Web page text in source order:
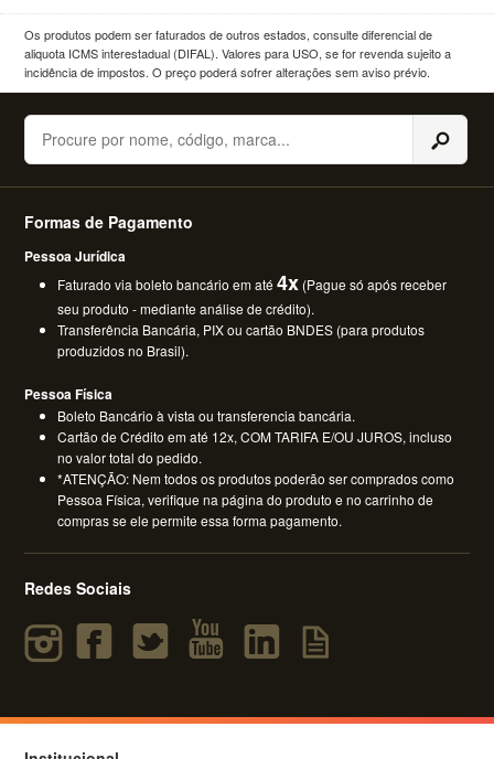
Os produtos podem ser faturados de outros estados, consulte diferencial de
aliquota ICMS interestadual (DIFAL). Valores para USO, se for revenda sujeito a
incidência de impostos. O preço poderá sofrer alterações sem aviso prévio.
Buscar
Formas de Pagamento
Pessoa Jurídica
Faturado via boleto bancário em até4x (Pague só após receber
seu produto - mediante análise de crédito).
Transferência Bancária, PIX ou cartão BNDES (para produtos
produzidos no Brasil).
Pessoa Física
Boleto Bancário à vista ou transferencia bancária.
Cartão de Crédito em até 12x, COM TARIFA E/OU JUROS, incluso
no valor total do pedido.
*ATENÇÃO: Nem todos os produtos poderão ser comprados como
Pessoa Física, verifique na página do produto e no carrinho de
compras se ele permite essa forma pagamento.
Redes Sociais